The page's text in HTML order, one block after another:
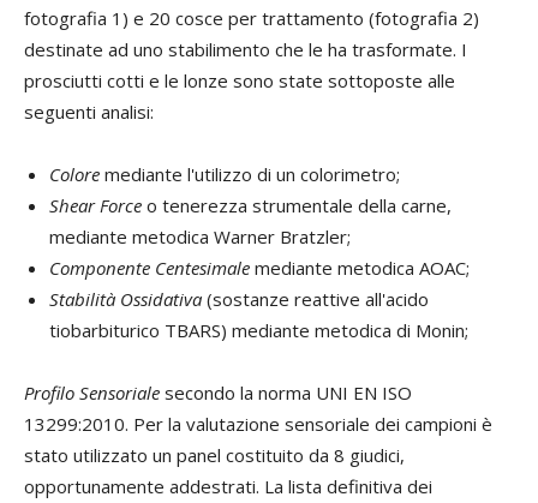
fotografia 1) e 20 cosce per trattamento (fotografia 2)
destinate ad uno stabilimento che le ha trasformate. I
prosciutti cotti e le lonze sono state sottoposte alle
seguenti analisi:
Colore mediante l'utilizzo di un colorimetro;
Shear Force o tenerezza strumentale della carne,
mediante metodica Warner Bratzler;
Componente Centesimale mediante metodica AOAC;
Stabilità Ossidativa (sostanze reattive all'acido
tiobarbiturico TBARS) mediante metodica di Monin;
Profilo Sensoriale secondo la norma UNI EN ISO
13299:2010. Per la valutazione sensoriale dei campioni è
stato utilizzato un panel costituito da 8 giudici,
opportunamente addestrati. La lista definitiva dei